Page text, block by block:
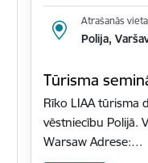
Atrašanās vieta
Polija,
Tūrisma
Rīko LIAA tūrisma
vēstniecību Polijā.
Warsaw Adrese:…